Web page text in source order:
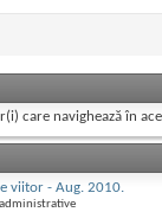
care navighează în
viitor - Aug. 2010.